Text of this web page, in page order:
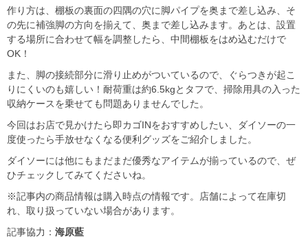
作り方は、棚板の裏面の四隅の穴に脚パイプを奥まで差し込み、そ
の先に補強脚の方向を揃えて、奥まで差し込みます。あとは、設置
する場所に合わせて幅を調整したら、中間棚板をはめ込むだけで
OK！
また、脚の接続部分に滑り止めがついているので、ぐらつきが起こ
りにくいのも嬉しい！耐荷重は約6.5kgとタフで、掃除用具の入った
収納ケースを乗せても問題ありませんでした。
今回はお店で見かけたら即カゴINをおすすめしたい、ダイソーの一
度使ったら手放せなくなる便利グッズをご紹介しました。
ダイソーには他にもまだまだ優秀なアイテムが揃っているので、ぜ
ひチェックしてみてくださいね。
※記事内の商品情報は購入時点の情報です。店舗によって在庫切
れ、取り扱っていない場合があります。
記事協力： 海原藍